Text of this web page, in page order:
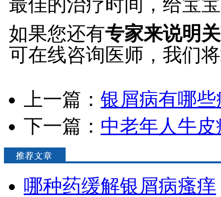
如果您还有专家来说明
可在线咨询医师，我们
上一篇： 银屑病有哪
下一篇： 中老年人牛
哪种药缓解银屑病瘙痒